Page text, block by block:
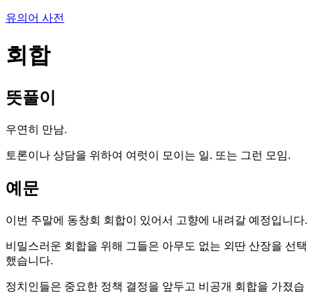
유의어 사전
회합
뜻풀이
우연히 만남.
토론이나 상담을 위하여 여럿이 모이는 일. 또는 그런 모임.
예문
이번 주말에 동창회 회합이 있어서 고향에 내려갈 예정입니다.
비밀스러운 회합을 위해 그들은 아무도 없는 외딴 산장을 선택
했습니다.
정치인들은 중요한 정책 결정을 앞두고 비공개 회합을 가졌습